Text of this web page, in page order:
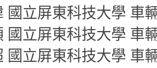
國立屏東科技大學 車
國立屏東科技大學 車
國立屏東科技大學 車